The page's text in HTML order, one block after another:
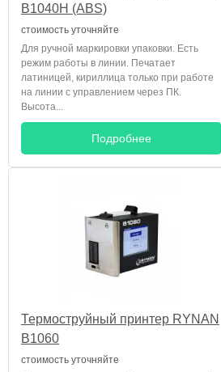
B1040H (ABS)
стоимость уточняйте
Для ручной маркировки упаковки. Есть
режим работы в линии. Печатает
латиницей, кириллица только при работе
на линии с управлением через ПК.
Высота...
Подробнее
Термоструйный принтер RYNAN
B1060
стоимость уточняйте